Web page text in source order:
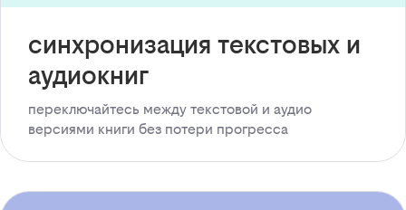
синхронизация текстовых и
аудиокниг
переключайтесь между текстовой и аудио
версиями книги без потери прогресса